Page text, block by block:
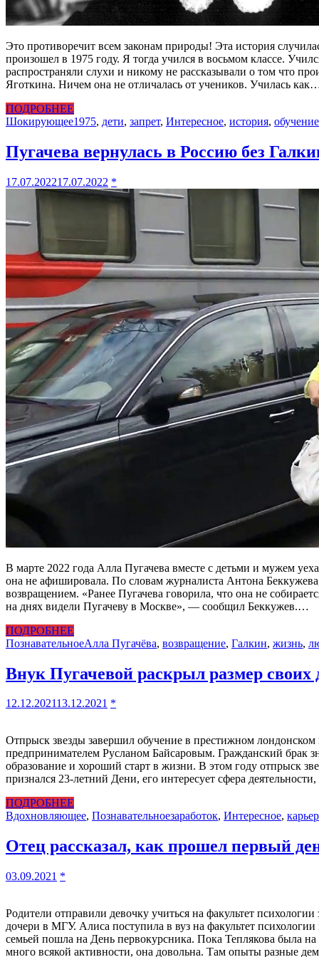
Это противоречит всем законам природы! Эта история
произошел в 1975 году. Я тогда учился в восьмом классе.
распространяли слухи и никому не рассказывали о том что
Яготкина. Ничем она не отличалась от учеников. Училась
ПОДРОБНЕЕ
Шокирующее1975, дети, запрет, Интересное, история, обучение
Пугачева вернулась в Россию без
17.07.202217.07.2022 *
В марте 2022 года Алла Пугачева вместе с детьми и мужем
она не афишировала. По словам журналиста Антона
возвращением. «Ранее Пугачева говорила, что она не
на днях видели Пугачеву в Москве», — сообщил Беккужев.…
ПОДРОБНЕЕ
ПознавательноеАлла Пугачёва, возвращение, Галкин, жизнь,
Внук Пугачевой раскрыл размер
12.12.202113.12.2021 *
Отпрыск звезды завершил обучение в престижном
предпринимателем Русланом Байсаровым. Гражданский брак
образование и хороший старт в жизни. В этом году отпрыск
признался 23-летний Дени, его интересует сфера
ПОДРОБНЕЕ
Вдохновляющее, Познавательноезаработок, Интересное,
Отец рассказал, как прошел первый
03.09.2021 *
Родители отправили девочку учиться на факультет
дочери в МГУ. Алиса поступила в вуз на факультет
семьей пошла на День первокурсника. Пока Теплякова была
много всякой активности, она довольна. Там опыты разные